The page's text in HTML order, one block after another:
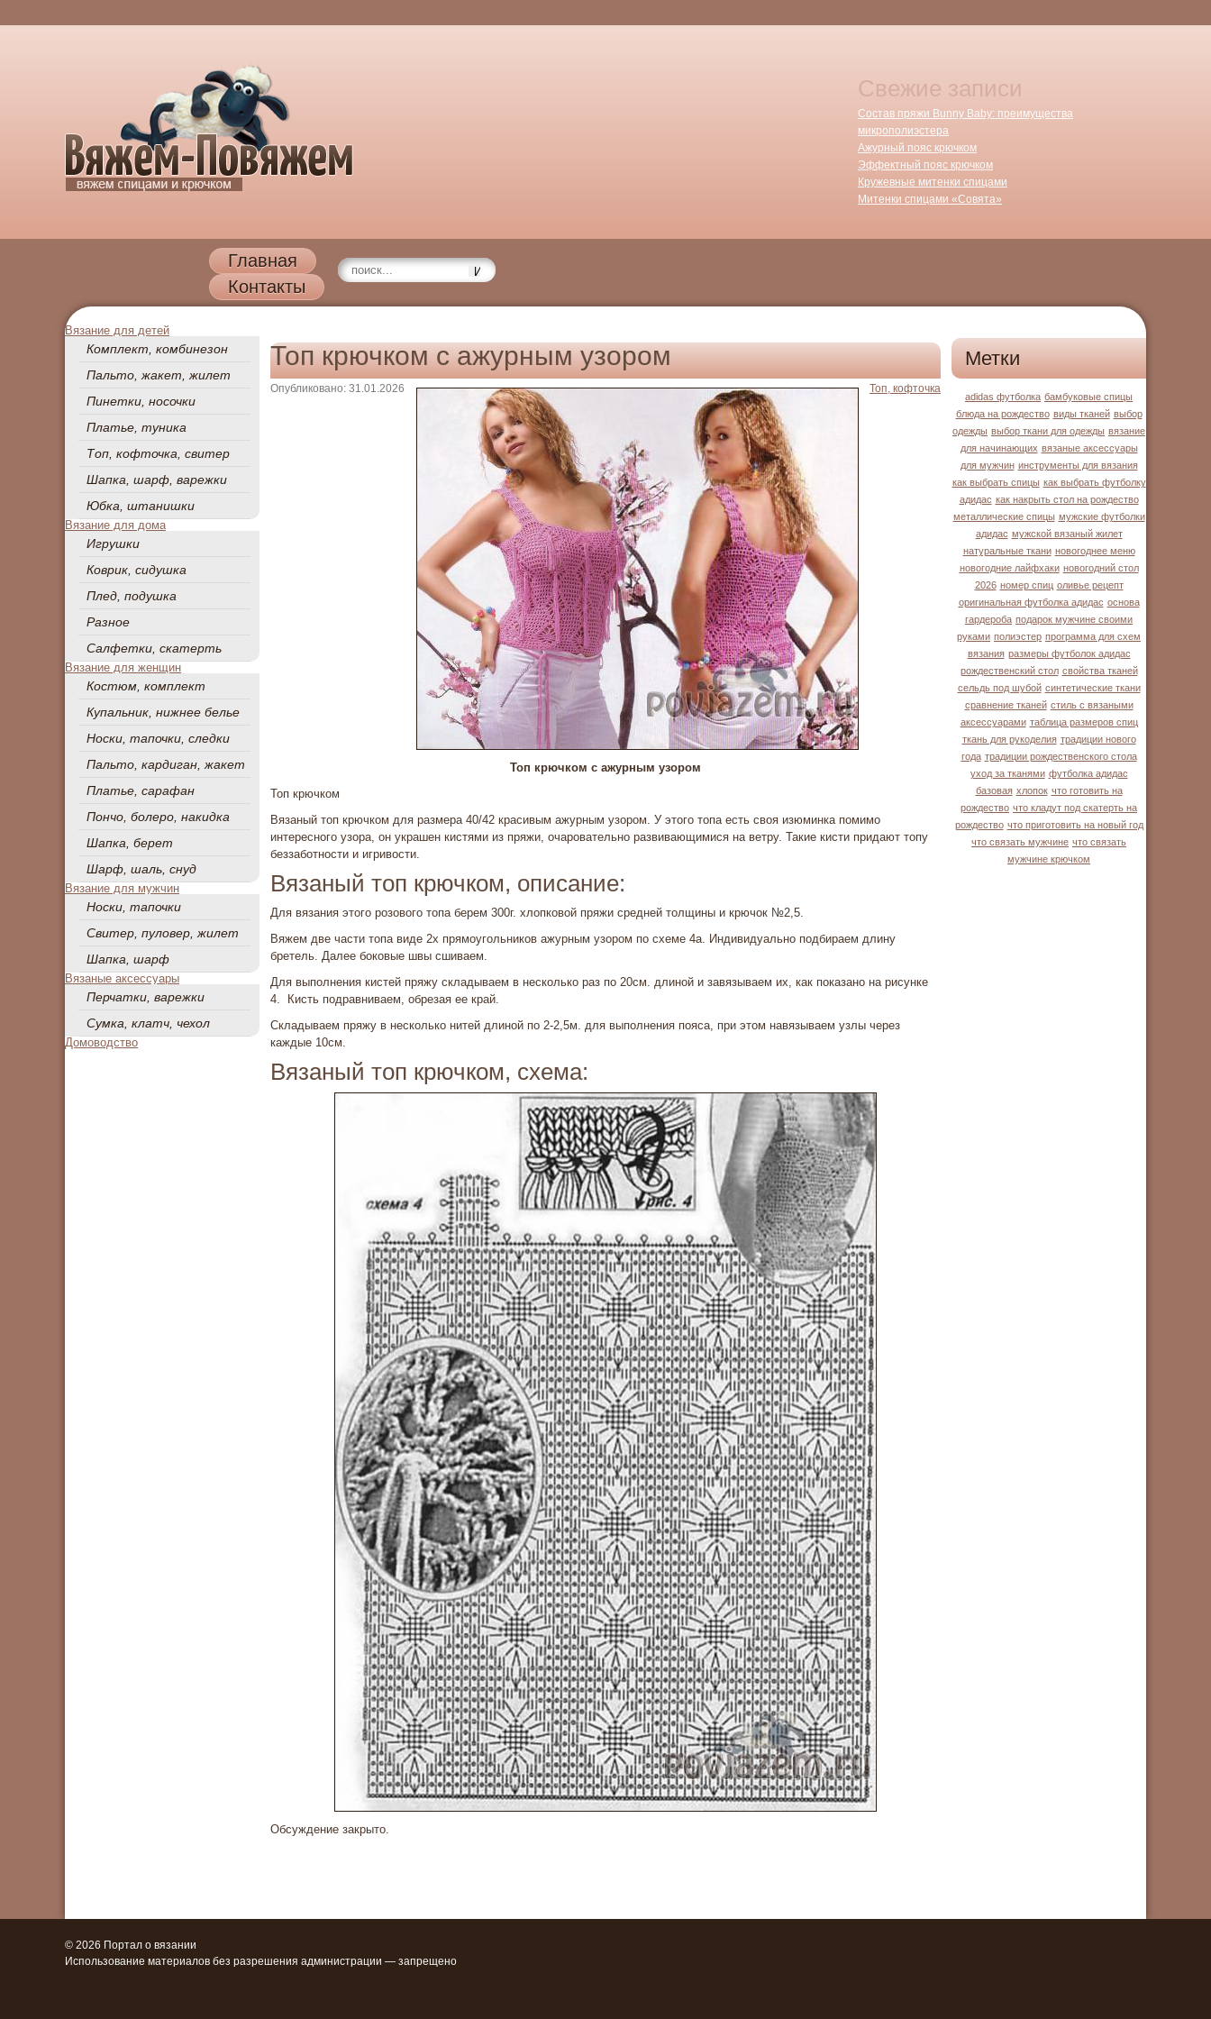
Свежие записи
Состав пряжи Bunny Baby: преимущества
микрополиэстера
Ажурный пояс крючком
Эффектный пояс крючком
Кружевные митенки спицами
Митенки спицами «Совята»
Главная
Контакты
Вязание для детей
Комплект, комбинезон
Пальто, жакет, жилет
Пинетки, носочки
Платье, туника
Топ, кофточка, свитер
Шапка, шарф, варежки
Юбка, штанишки
Вязание для дома
Игрушки
Коврик, сидушка
Плед, подушка
Разное
Салфетки, скатерть
Вязание для женщин
Костюм, комплект
Купальник, нижнее белье
Носки, тапочки, следки
Пальто, кардиган, жакет
Платье, сарафан
Пончо, болеро, накидка
Шапка, берет
Шарф, шаль, снуд
Вязание для мужчин
Носки, тапочки
Свитер, пуловер, жилет
Шапка, шарф
Вязаные аксессуары
Перчатки, варежки
Сумка, клатч, чехол
Домоводство
Топ крючком с ажурным узором
Опубликовано: 31.01.2026 Топ, кофточка
Топ крючком с ажурным узором
Топ крючком
Вязаный топ крючком для размера 40/42 красивым ажурным узором. У этого топа есть своя изюминка помимо
интересного узора, он украшен кистями из пряжи, очаровательно развивающимися на ветру. Такие кисти придают топу
беззаботности и игривости.
Вязаный топ крючком, описание:
Для вязания этого розового топа берем 300г. хлопковой пряжи средней толщины и крючок №2,5.
Вяжем две части топа виде 2х прямоугольников ажурным узором по схеме 4а. Индивидуально подбираем длину
бретель. Далее боковые швы сшиваем.
Для выполнения кистей пряжу складываем в несколько раз по 20см. длиной и завязываем их, как показано на рисунке
4. Кисть подравниваем, обрезая ее край.
Складываем пряжу в несколько нитей длиной по 2-2,5м. для выполнения пояса, при этом навязываем узлы через
каждые 10см.
Вязаный топ крючком, схема:
Обсуждение закрыто.
Метки
adidas футболка бамбуковые спицы
блюда на рождество виды тканей выбор
одежды выбор ткани для одежды вязание
для начинающих вязаные аксессуары
для мужчин инструменты для вязания
как выбрать спицы как выбрать футболку
адидас как накрыть стол на рождество
металлические спицы мужские футболки
адидас мужской вязаный жилет
натуральные ткани новогоднее меню
новогодние лайфхаки новогодний стол
2026 номер спиц оливье рецепт
оригинальная футболка адидас основа
гардероба подарок мужчине своими
руками полиэстер программа для схем
вязания размеры футболок адидас
рождественский стол свойства тканей
сельдь под шубой синтетические ткани
сравнение тканей стиль с вязаными
аксессуарами таблица размеров спиц
ткань для рукоделия традиции нового
года традиции рождественского стола
уход за тканями футболка адидас
базовая хлопок что готовить на
рождество что кладут под скатерть на
рождество что приготовить на новый год
что связать мужчине что связать
мужчине крючком
© 2026 Портал о вязании
Использование материалов без разрешения администрации — запрещено